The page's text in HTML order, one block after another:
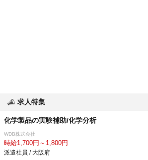
求人特集
化学製品の実験補助/化学分析
WDB株式会社
時給1,700円～1,800円
派遣社員 / 大阪府